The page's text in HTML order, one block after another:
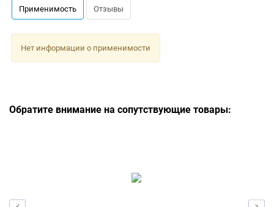
Применимость Отзывы
Нет информации о применимости
Обратите внимание на сопутствующие товары: